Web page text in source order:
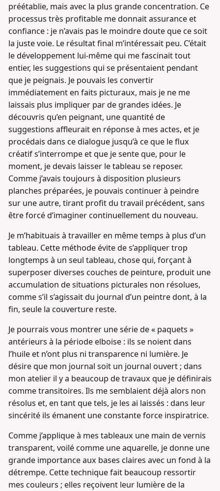
préétablie, mais avec la plus grande concentration. Ce
processus très profitable me donnait assurance et
confiance : je n’avais pas le moindre doute que ce soit
la juste voie. Le résultat final m’intéressait peu. C’était
le développement lui-même qui me fascinait tout
entier, les suggestions qui se présentaient pendant
que je peignais. Je pouvais les convertir
immédiatement en faits picturaux, mais je ne me
laissais plus impliquer par de grandes idées. Je
découvris qu’en peignant, une quantité de
suggestions affleurait en réponse à mes actes, et je
procédais dans ce dialogue jusqu’à ce que le flux
créatif s’interrompe et que je sente que, pour le
moment, je devais laisser le tableau se reposer.
Comme j’avais toujours à disposition plusieurs
planches préparées, je pouvais continuer à peindre
sur une autre, tirant profit du travail précédent, sans
être forcé d’imaginer continuellement du nouveau.
Je m’habituais à travailler en même temps à plus d’un
tableau. Cette méthode évite de s’appliquer trop
longtemps à un seul tableau, chose qui, forçant à
superposer diverses couches de peinture, produit une
accumulation de situations picturales non résolues,
comme s’il s’agissait du journal d’un peintre dont, à la
fin, seule la couverture reste.
Je pourrais vous montrer une série de « paquets »
antérieurs à la période elboise : ils se noient dans
l’huile et n’ont plus ni transparence ni lumière. Je
désire que mon journal soit un journal ouvert ; dans
mon atelier il y a beaucoup de travaux que je définirais
comme transitoires. Ils me semblaient déjà alors non
résolus et, en tant que tels, je les ai laissés : dans leur
sincérité ils émanent une constante force inspiratrice.
Comme j’applique à mes tableaux une main de vernis
transparent, voilé comme une aquarelle, je donne une
grande importance aux bases claires avec un fond à la
détrempe. Cette technique fait beaucoup ressortir
mes couleurs ; elles reçoivent leur lumière de la